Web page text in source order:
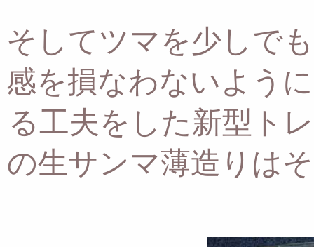
そしてツマを少しで
感を損なわないよう
る工夫をした新型ト
の生サンマ薄造りは